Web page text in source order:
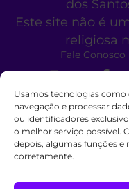
Usamos tecnologias como
navegação e processar
ou identificadores
o melhor serviço possível.
depois, algumas funções
corretamente.
dos
Este site não é
religiosa
Fale Conosco